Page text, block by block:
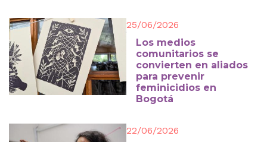
25/06/2026
Los medios
comunitarios se
convierten en aliados
para prevenir
feminicidios en
Bogotá
22/06/2026